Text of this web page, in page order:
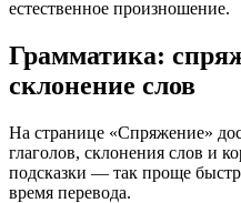
естественное произношение.
Грамматика:
склонение слов
На странице «Спряжение»
глаголов, склонения слов и
подсказки — так проще
время перевода.